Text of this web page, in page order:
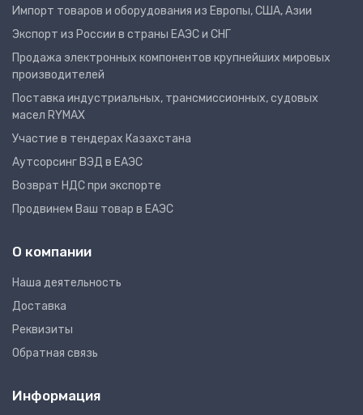
Импорт товаров и оборудования из Европы, США, Азии
Экспорт из России в страны ЕАЭС и СНГ
Продажа электронных компонентов крупнейших мировых
производителей
Поставка индустриальных, трансмиссионных, судовых
масел RYMAX
Участие в тендерах Казахстана
Аутсорсинг ВЭД в ЕАЭС
Возврат НДС при экспорте
Продвинем Ваш товар в ЕАЭС
О компании
Наша деятельность
Доставка
Реквизиты
Обратная связь
Информация